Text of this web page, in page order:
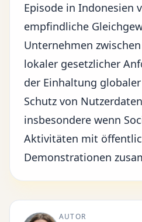
Episode in Indonesien
empfindliche
Unternehmen
lokaler gesetzlicher
der Einhaltung
Schutz von
insbesondere wenn
Aktivitäten mit
Demonstrationen
AUTOR